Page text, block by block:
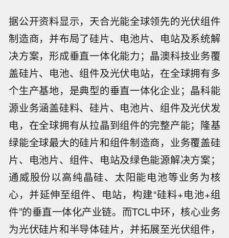
据公开资料显示，天合光能全球领先的光伏组件
制造商，并布局了硅片、电池片、电站及系统解
决方案，形成垂直一体化能力；晶澳科技业务覆
盖硅片、电池、组件及光伏电站，在全球拥有多
个生产基地，是典型的垂直一体化企业；晶科能
源业务涵盖硅料、硅片、电池片、组件及光伏发
电，在全球拥有从拉晶到组件的完整产能；隆基
绿能全球最大的硅片和组件制造商，业务覆盖硅
片、电池片、组件、电站及绿色能源解决方案；
通威股份以高纯晶硅、太阳能电池等业务为核
心，并延伸至组件、电站，构建“硅料+电池+组
件”的垂直一体化产业链。而TCL中环，核心业务
为光伏硅片和半导体硅片，并拓展至光伏组件，